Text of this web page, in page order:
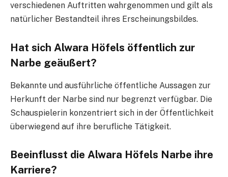
verschiedenen Auftritten wahrgenommen und gilt als
natürlicher Bestandteil ihres Erscheinungsbildes.
Hat sich Alwara Höfels öffentlich zur
Narbe geäußert?
Bekannte und ausführliche öffentliche Aussagen zur
Herkunft der Narbe sind nur begrenzt verfügbar. Die
Schauspielerin konzentriert sich in der Öffentlichkeit
überwiegend auf ihre berufliche Tätigkeit.
Beeinflusst die Alwara Höfels Narbe ihre
Karriere?